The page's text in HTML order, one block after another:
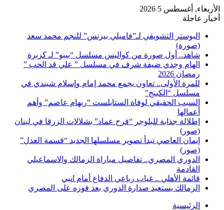
الأربعاء, أغسطس 5 2026
أخبار عاجلة
البوستر التشويقي لـ”فاميلي بيزنس” للنجم محمد سعد
(صورة)
شاهد.. أول صورة من كواليس مسلسل “بيبو” لـ كزبرة
الهام وجدي ضيفة شرف في مسلسل ” علي قد الحب ”
رمضان 2026
للمرة الأولى.. تعاون يجمع محمد إمام وإسلام شيندي في
مسلسل “الكينج”
السبب الحقيقي لوفاة الستايلست “ريهام عاصم” وأهم
أعمالها
إطلالة جذابة للبلوجر “فرح عماد” بشلالات الزرقا في لبنان
(صور)
إيمان العاصي تبدأ تصوير مسلسلها الجديد “قسمة العدل”
(صور)
الدوري المصري.. تفاصيل مباراة الزمالك والاسماعيلي
القادمة
قائمة الأهلي .. غياب رباعي الدفاع أمام انبي
الزمالك يستعيد صدارة الدوري بعد فوزه على المصري
الرئيسية